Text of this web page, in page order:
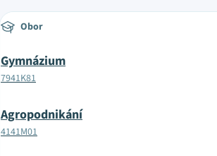
Obor
Gymnázium
7941K81
Agropodnikání
4141M01